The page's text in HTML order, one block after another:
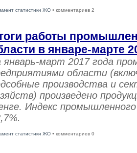
статистики ЖО • комментариев 2
работы
в январе-марте
январь-март 2017 года
области
производства и
произведено
Индекс
статистики ЖО • комментариев 0